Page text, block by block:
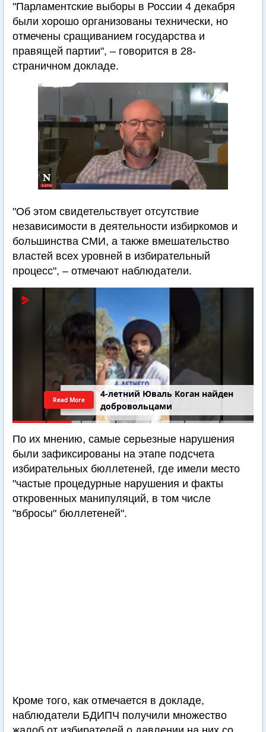
"Парламентские выборы в России 4 декабря
были хорошо организованы технически, но
отмечены сращиванием государства и
правящей партии", – говорится в 28-
страничном докладе.
"Об этом свидетельствует отсутствие
независимости в деятельности избиркомов и
большинства СМИ, а также вмешательство
властей всех уровней в избирательный
процесс", – отмечают наблюдатели.
4-летний Юваль Коган найден
добровольцами
Read More
По их мнению, самые серьезные нарушения
были зафиксированы на этапе подсчета
избирательных бюллетеней, где имели место
"частые процедурные нарушения и факты
откровенных манипуляций, в том числе
"вбросы" бюллетеней".
Кроме того, как отмечается в докладе,
наблюдатели БДИПЧ получили множество